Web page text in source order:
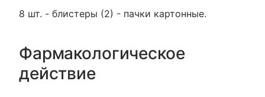
8 шт. - блистеры (2) - пачки картонные.
Фармакологическое
действие